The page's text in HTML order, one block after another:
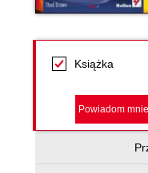
Książka
Powiadom